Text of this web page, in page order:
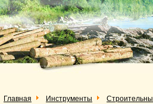
Главная Инструменты